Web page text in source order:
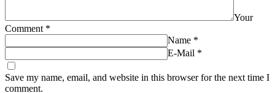
Your
Comment *
Name *
E-Mail *
Save my name, email, and website in this browser for the next time I
comment.